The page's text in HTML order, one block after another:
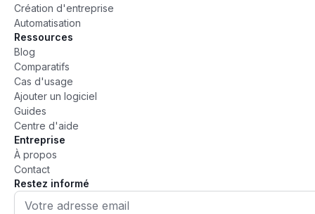
Création d'entreprise
Automatisation
Ressources
Blog
Comparatifs
Cas d'usage
Ajouter un logiciel
Guides
Centre d'aide
Entreprise
À propos
Contact
Restez informé